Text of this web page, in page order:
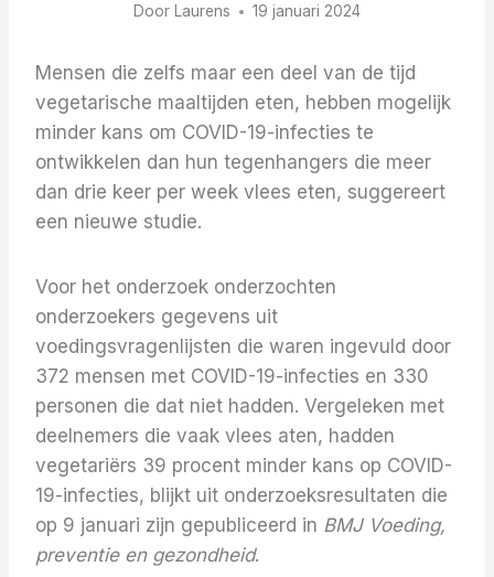
Door Laurens 19 januari 2024
Mensen die zelfs maar een deel van de tijd
vegetarische maaltijden eten, hebben mogelijk
minder kans om COVID-19-infecties te
ontwikkelen dan hun tegenhangers die meer
dan drie keer per week vlees eten, suggereert
een nieuwe studie.
Voor het onderzoek onderzochten
onderzoekers gegevens uit
voedingsvragenlijsten die waren ingevuld door
372 mensen met COVID-19-infecties en 330
personen die dat niet hadden. Vergeleken met
deelnemers die vaak vlees aten, hadden
vegetariërs 39 procent minder kans op COVID-
19-infecties, blijkt uit onderzoeksresultaten die
op 9 januari zijn gepubliceerd in BMJ Voeding,
preventie en gezondheid.